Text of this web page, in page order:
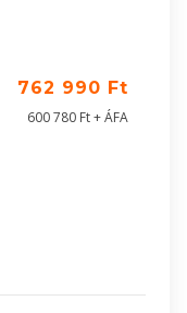
762 990 Ft
600 780 Ft + ÁFA